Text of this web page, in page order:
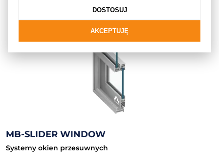
MB-SLIDER WINDOW
Systemy okien przesuwnych
AKCEPTUJĘ
DOSTOSUJ